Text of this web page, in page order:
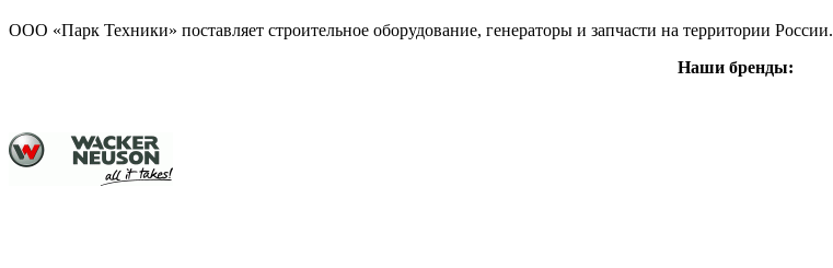
ООО «Парк Техники» поставляет строительное оборудование, генераторы и запчасти на территории России.
Наши бренды: